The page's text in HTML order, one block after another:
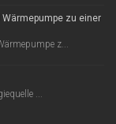
zu einer
z...
...